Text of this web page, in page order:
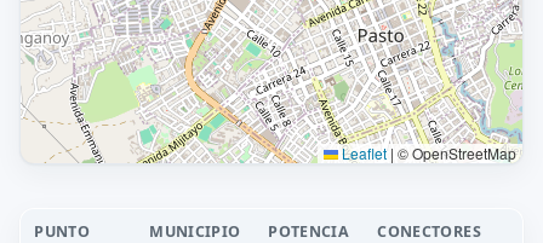
Leaflet | © OpenStreetMap
PUNTO MUNICIPIO POTENCIA CONECTORES